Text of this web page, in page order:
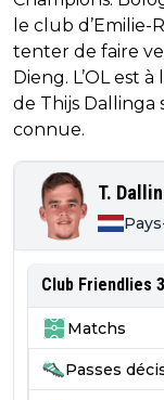
le club
tenter de faire
Dieng. L’OL est
de Thijs Dallinga
connue.
T.
Club Friendlies 3
Matchs
Passes